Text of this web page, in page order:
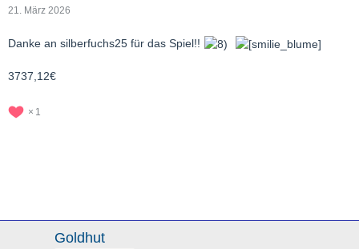
21. März 2026
Danke an silberfuchs25 für das Spiel!!
3737,12€
1
Goldhut